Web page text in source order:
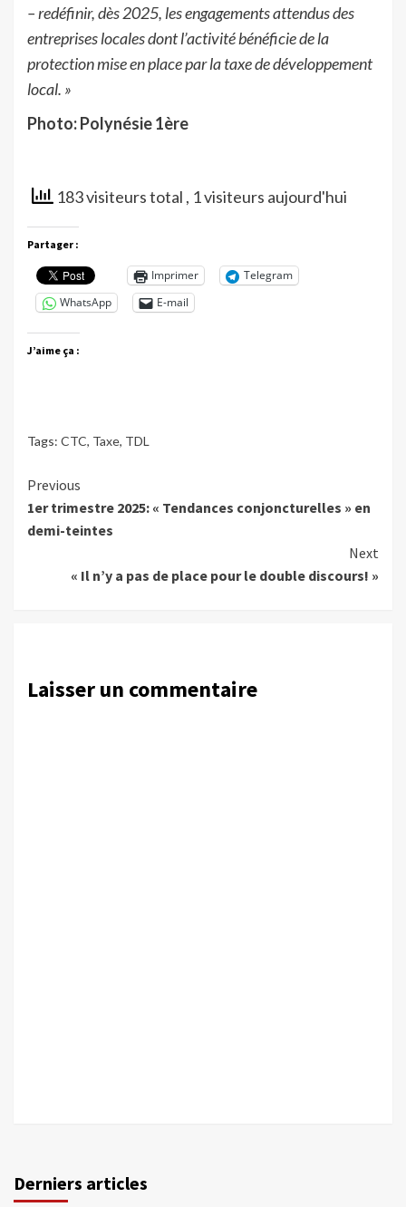
– redéfinir, dès 2025, les engagements attendus des
entreprises locales dont l’activité bénéficie de la
protection mise en place par la taxe de développement
local. »
Photo: Polynésie 1ère
183 visiteurs total , 1 visiteurs aujourd'hui
Partager :
Imprimer
Telegram
WhatsApp
E-mail
J’aime ça :
Tags: CTC, Taxe, TDL
Continue
Reading
Previous
1er trimestre 2025: « Tendances conjoncturelles » en
demi-teintes
Next
« Il n’y a pas de place pour le double discours! »
Laisser un commentaire
Derniers articles